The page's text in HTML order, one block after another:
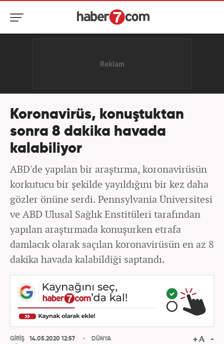
Koronavirüs, konuştuktan
sonra 8 dakika havada
kalabiliyor
ABD'de yapılan bir araştırma, koronavirüsün
korkutucu bir şekilde yayıldığını bir kez daha
gözler önüne serdi. Pennsylvania Üniversitesi
ve ABD Ulusal Sağlık Enstitüleri tarafından
yapılan araştırmada konuşurken etrafa
damlacık olarak saçılan koronavirüsün en az 8
dakika havada kalabildiği saptandı.
GİRİŞ
14.05.2020 12:57
DÜNYA